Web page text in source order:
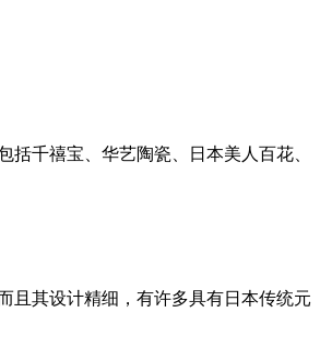
千禧宝、华艺陶瓷、日本美人百花、
且其设计精细，有许多具有日本传统元